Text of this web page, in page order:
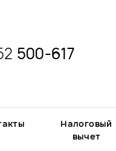
500-617
Налоговый
вычет